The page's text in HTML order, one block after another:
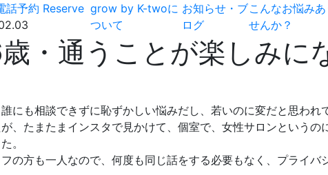
話予約 Reserve grow by K-twoに
ついて
お知らせ・ブ
ログ
こんなお悩みあ
せんか？
・通うことが楽しみに
にも相談できずに恥ずかしい悩みだし、若いのに変だと思われ
、たまたまインスタで見かけて、個室で、女性サロンというの
。
の方も一人なので、何度も同じ話をする必要もなく、プライバ